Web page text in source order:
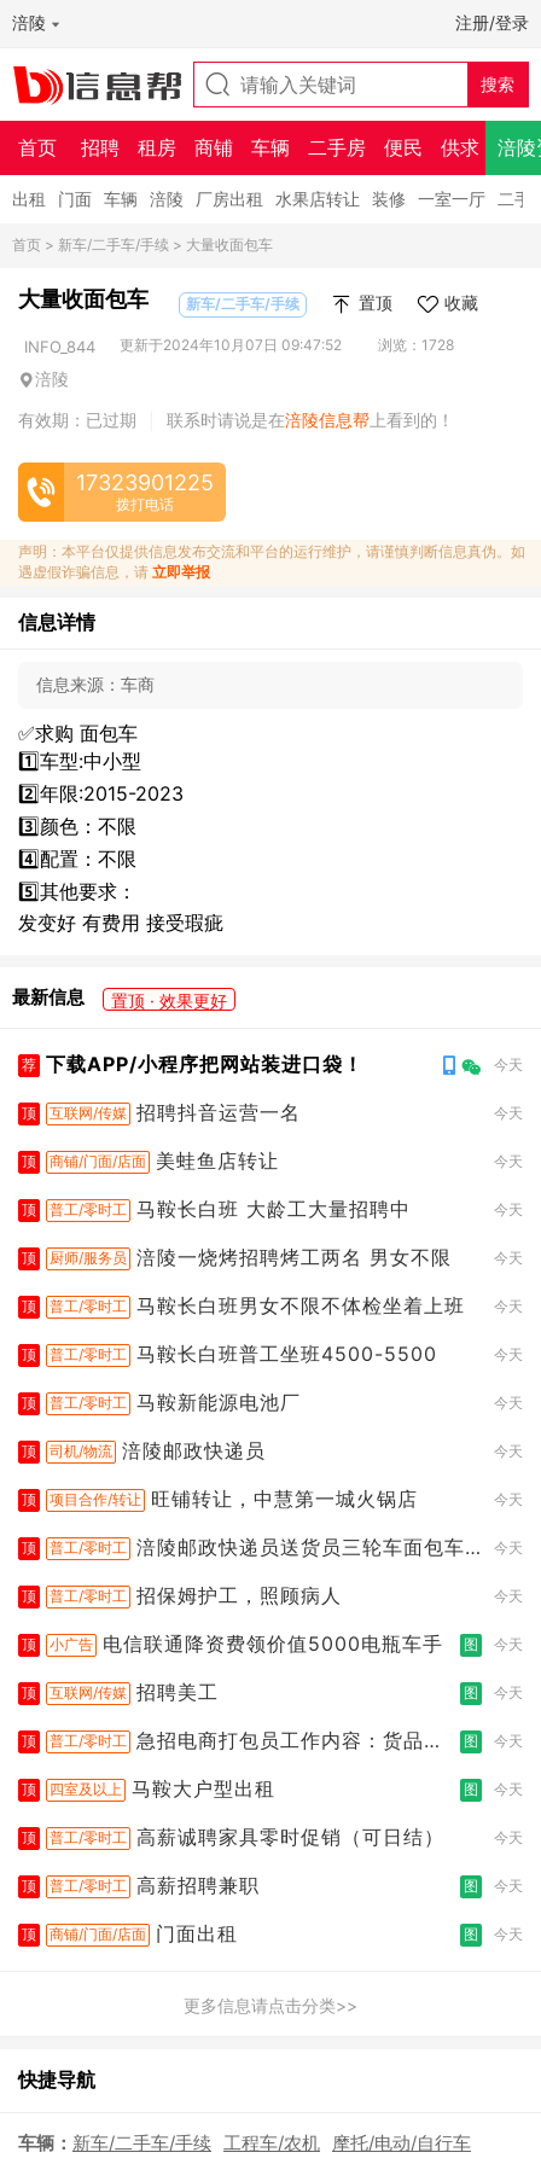
涪陵 注册/登录
首页 招聘 租房 商铺 车辆 二手房 便民 供求 涪陵
出租 门面 车辆 涪陵 厂房出租 水果店转让 装修 一室一厅 二手
首页 > 新车/二手车/手续 > 大量收面包车
大量收面包车 新车/二手车/手续 置顶 收藏
INFO_844 更新于2024年10月07日 09:47:52 浏览：1728
涪陵
有效期：已过期
联系时请说是在涪陵信息帮 上看到的！
17323901225
拨打电话
声明：本平台仅提供信息发布交流和平台的运行维护，请谨慎判断信息真伪。如
遇虚假诈骗信息，请 立即举报
信息详情
信息来源： 车商
✅求购 面包车
1️⃣车型:中小型
2️⃣年限:2015-2023
3️⃣颜色：不限
4️⃣配置：不限
5️⃣其他要求：
发变好 有费用 接受瑕疵
最新信息 置顶 · 效果更好
荐 下载APP/小程序把网站装进口袋！ 今天
顶 互联网/传媒 招聘抖音运营一名 今天
顶 商铺/门面/店面 美蛙鱼店转让 今天
顶 普工/零时工 马鞍长白班 大龄工大量招聘中 今天
顶 厨师/服务员 涪陵一烧烤招聘烤工两名 男女不限 今天
顶 普工/零时工 马鞍长白班男女不限不体检坐着上班 今天
顶 普工/零时工 马鞍长白班普工坐班4500-5500 今天
顶 普工/零时工 马鞍新能源电池厂 今天
顶 司机/物流 涪陵邮政快递员 今天
顶 项目合作/转让 旺铺转让，中慧第一城火锅店 今天
顶 普工/零时工 涪陵邮政快递员送货员三轮车面包车
今天
顶 普工/零时工 招保姆护工，照顾病人 今天
顶 小广告 电信联通降资费领价值5000电瓶车手 图 今天
顶 互联网/传媒 招聘美工 图 今天
顶 普工/零时工 急招电商打包员工作内容：货品分
图 今天
顶 四室及以上 马鞍大户型出租 图 今天
顶 普工/零时工 高薪诚聘家具零时促销（可日结） 今天
顶 普工/零时工 高薪招聘兼职 图 今天
顶 商铺/门面/店面 门面出租 图 今天
更多信息请点击分类>>
快捷导航
车辆： 新车/二手车/手续 工程车/农机 摩托/电动/自行车